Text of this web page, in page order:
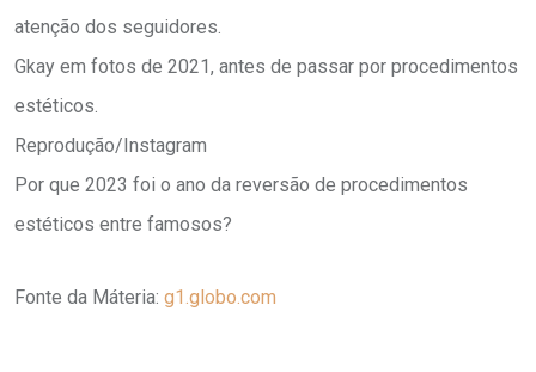
atenção dos seguidores.
Gkay em fotos de 2021, antes de passar por procedimentos
estéticos.
Reprodução/Instagram
Por que 2023 foi o ano da reversão de procedimentos
estéticos entre famosos?
Fonte da Máteria: g1.globo.com